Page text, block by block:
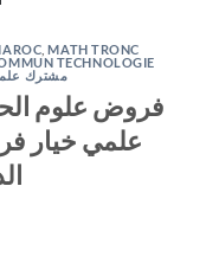
,MATH TRONC
TECHNOLOGIE
مشترك
فروض علوم